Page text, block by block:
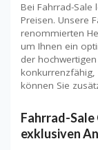
Bei Fahrrad-
Preisen. Unsere
renommierten
um Ihnen ein
der
konkurrenzfähig,
können Sie
Fahrrad-
exklusiven